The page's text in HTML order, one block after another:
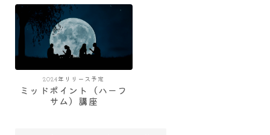
2024年リリース予定
ミッドポイント（ハーフ
サム）講座